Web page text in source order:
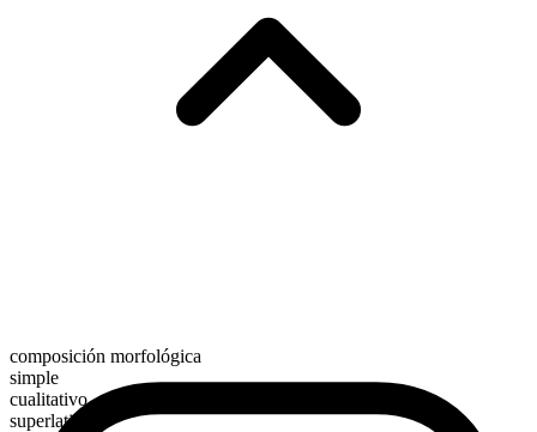
composición morfológica
simple
cualitativo
superlativo